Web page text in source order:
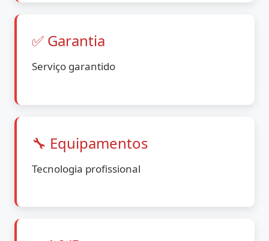
✅ Garantia
Serviço garantido
🔧 Equipamentos
Tecnologia profissional